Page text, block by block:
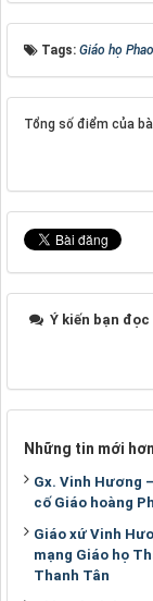
Tags: Giáo họ
Tổng số điểm của
Ý kiến bạn đọc
Những tin mới hơn
Gx. Vinh Hương
cố Giáo hoàng
Giáo xứ Vinh
mạng Giáo họ
Thanh Tân